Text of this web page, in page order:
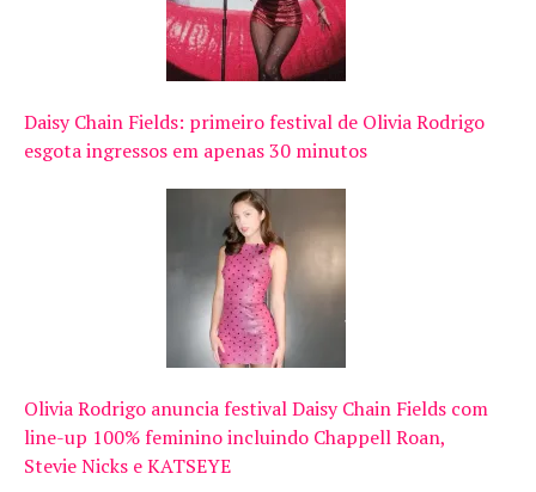
Daisy Chain Fields: primeiro festival de Olivia Rodrigo
esgota ingressos em apenas 30 minutos
Olivia Rodrigo anuncia festival Daisy Chain Fields com
line-up 100% feminino incluindo Chappell Roan,
Stevie Nicks e KATSEYE